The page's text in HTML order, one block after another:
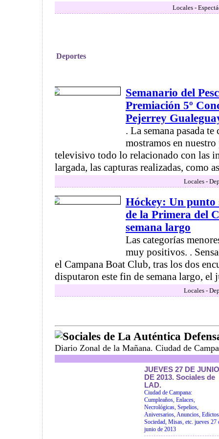
Locales -
Deportes
Semanario del
Premiación 5º
Pejerrey
. La semana pasada
mostramos en
televisivo todo lo relacionado con las
largada, las capturas realizadas, como
Locales -
Hóckey: Un punto
de la Primera del
semana largo
Las categorías
muy positivos. .
el Campana Boat Club, tras los dos
disputaron este fin de semana largo, el
Locales -
Sociales de La Auténtica
Diario Zonal de la Mañana. Ciudad de
JUEVES 27 DE JUNIO
DE 2013. Sociales de
LAD.
Ciudad de Campana:
Cumpleaños, Enlaces,
Necrológicas, Sepelios,
Aniversarios, Anuncios,
Sociedad, Misas, etc. jueves 27
junio de 2013